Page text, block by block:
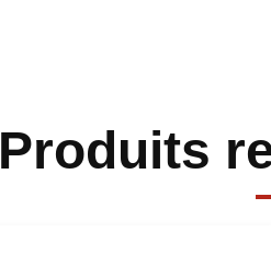
Produits